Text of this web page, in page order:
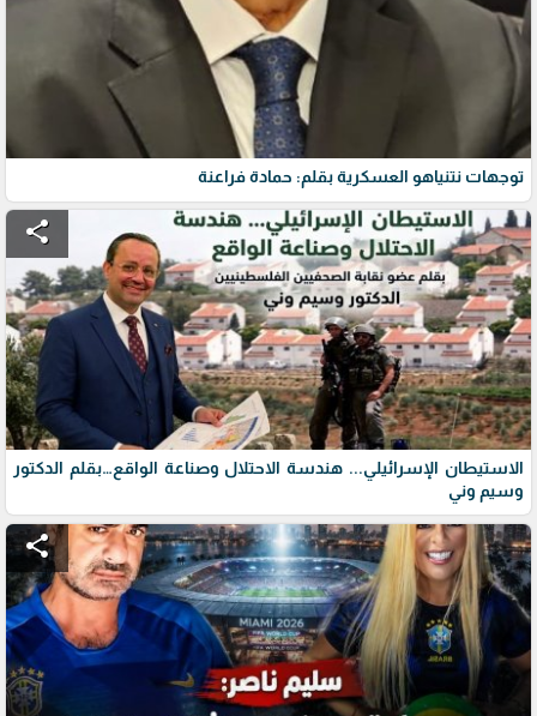
توجهات نتنياهو العسكرية بقلم: حمادة فراعنة
share
الاستيطان الإسرائيلي... هندسة الاحتلال وصناعة الواقع…بقلم الدكتور
وسيم وني
share